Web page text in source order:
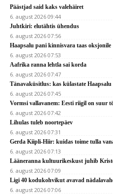
Päästjad said kaks valehäiret
6. august 2026 09:44
Juhtkiri: elutähtis ühendus
6. august 2026 07:56
Haapsalu pani kinnisvara taas oksjonile
6. august 2026 07:53
Aafrika ranna lehtla sai korda
6. august 2026 07:47
Tänavaküsitlus: kas külastate
6. august 2026 07:45
Vormsi vallavanem: Eesti riigil on suur
6. august 2026 07:42
Lihulas tuleb noortepäev
6. august 2026 07:31
Gerda Kiipli-Hiir: kuidas toime tulla
6. august 2026 07:13
Lääneranna kultuurikeskust juhib
6. august 2026 07:09
Ligi 40 kodukohvikut avavad
6. august 2026 07:06